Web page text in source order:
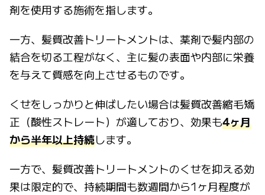
剤を使用する施術を指します。
一方、髪質改善トリートメントは、薬剤で髪内部の
結合を切る工程がなく、主に髪の表面や内部に栄養
を与えて質感を向上させるものです。
くせをしっかりと伸ばしたい場合は髪質改善縮毛矯
正（酸性ストレート）が適しており、効果も4ヶ月
から半年以上持続します。
一方で、髪質改善トリートメントのくせを抑える効
果は限定的で、持続期間も数週間から1ヶ月程度が